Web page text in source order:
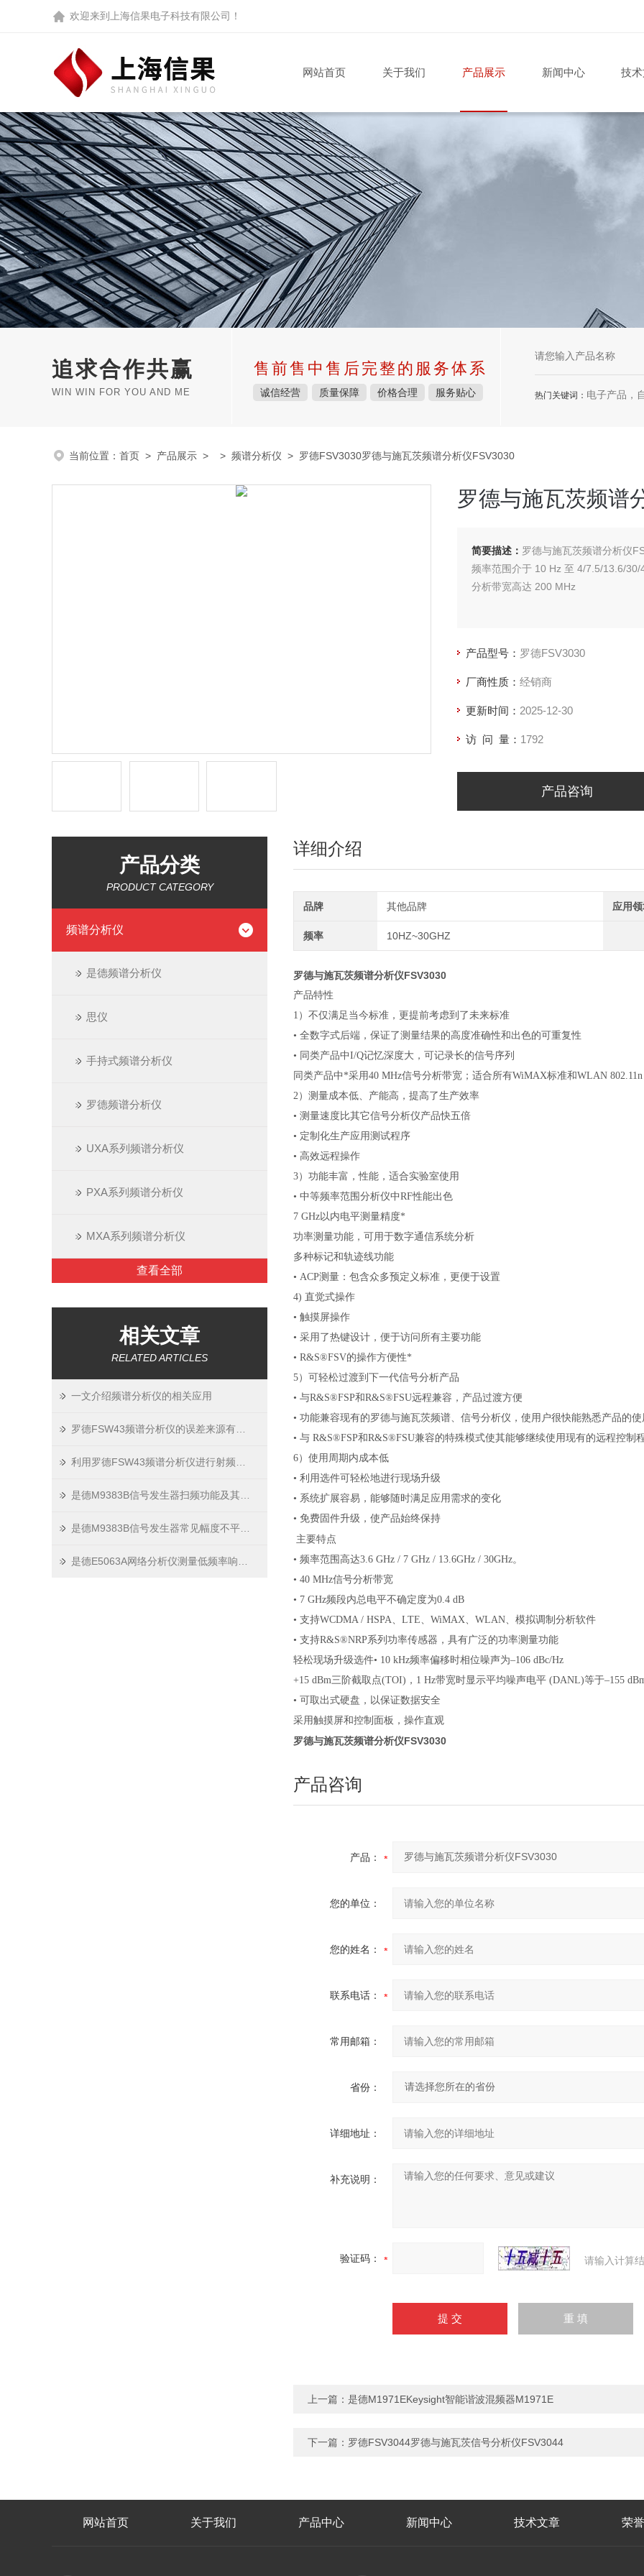
欢迎来到 上海信果电子科技有限公司 ！
网站首页 关于我们 产品展示 新闻中心 技
追求合作共赢
WIN WIN FOR YOU AND ME
售前售中售后完整的服务体系
诚信经营 质量保障 价格合理 服务贴心 热门关键词： 电子产品，
当前位置： 首页 > 产品展示 > > 频谱分析仪 > 罗德FSV3030罗德与施瓦茨频谱分析仪FSV3030
罗德与施瓦茨频谱
简要描述： 罗德与施瓦茨频谱分析仪
频率范围介于 10 Hz 至 4/7.5/13.6/30/
分析带宽高达 200 MHz
产品型号： 罗德FSV3030
厂商性质： 经销商
更新时间： 2025-12-30
访 问 量： 1792
产品咨询
产品分类
PRODUCT CATEGORY
频谱分析仪
是德频谱分析仪
思仪
手持式频谱分析仪
罗德频谱分析仪
UXA系列频谱分析仪
PXA系列频谱分析仪
MXA系列频谱分析仪
查看全部
相关文章
RELATED ARTICLES
一文介绍频谱分析仪的相关应用
详细介绍
品牌 其他品牌 应用
频率 10HZ~30GHZ
罗德与施瓦茨频谱分析仪FSV3030
产品特性
1）不仅满足当今标准，更提前考虑到了未来标准
• 全数字式后端，保证了测量结果的高度准确性和出色的可重复性
• 同类产品中I/Q记忆深度大，可记录长的信号序列
同类产品中*采用40 MHz信号分析带宽；适合所有WiMAX标准和WLAN
2）测量成本低、产能高，提高了生产效率
• 测量速度比其它信号分析仪产品快五倍
• 定制化生产应用测试程序
• 高效远程操作
3）功能丰富，性能，适合实验室使用
• 中等频率范围分析仪中RF性能出色
7 GHz以内电平测量精度*
功率测量功能，可用于数字通信系统分析
多种标记和轨迹线功能
• ACP测量：包含众多预定义标准，更便于设置
4) 直觉式操作
• 触摸屏操作
• 采用了热键设计，便于访问所有主要功能
• R&S®FSV的操作方便性*
5）可轻松过渡到下一代信号分析产品
• 与R&S®FSP和R&S®FSU远程兼容，产品过渡方便
• 功能兼容现有的罗德与施瓦茨频谱、信号分析仪，使用户很快能熟悉产品的
• 与 R&S®FSP和R&S®FSU兼容的特殊模式使其能够继续使用现有的远程控制
6）使用周期内成本低
• 利用选件可轻松地进行现场升级
• 系统扩展容易，能够随时满足应用需求的变化
• 免费固件升级，使产品始终保持
主要特点
• 频率范围高达3.6 GHz / 7 GHz / 13.6GHz / 30GHz。
• 40 MHz信号分析带宽
• 7 GHz频段内总电平不确定度为0.4 dB
• 支持WCDMA / HSPA、LTE、WiMAX、WLAN、模拟调制分析软件
• 支持R&S®NRP系列功率传感器，具有广泛的功率测量功能
轻松现场升级选件• 10 kHz频率偏移时相位噪声为–106 dBc/Hz
+15 dBm三阶截取点(TOI)，1 Hz带宽时显示平均噪声电平 (DANL)等于–155
• 可取出式硬盘，以保证数据安全
采用触摸屏和控制面板，操作直观
罗德与施瓦茨频谱分析仪FSV3030
产品咨询
产品：
您的单位：
您的姓名：
联系电话：
常用邮箱：
省份：
详细地址：
补充说明：
验证码： 请输入计算
上一篇： 是德M1971EKeysight智能谐波混频器M1971E
下一篇： 罗德FSV3044罗德与施瓦茨信号分析仪FSV3044
网站首页 关于我们 产品中心 新闻中心 技术文章 荣